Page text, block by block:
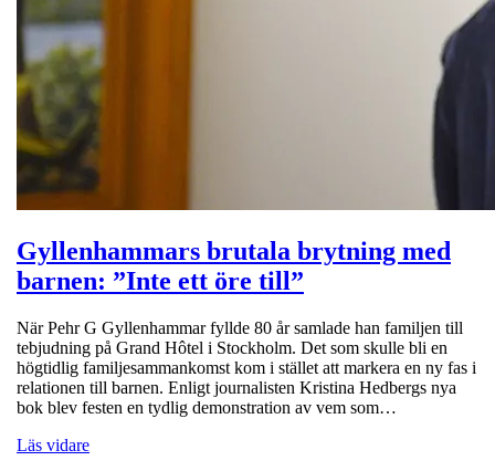
Gyllenhammars brutala brytning med
barnen: ”Inte ett öre till”
När Pehr G Gyllenhammar fyllde 80 år samlade han familjen till
tebjudning på Grand Hôtel i Stockholm. Det som skulle bli en
högtidlig familjesammankomst kom i stället att markera en ny fas i
relationen till barnen. Enligt journalisten Kristina Hedbergs nya
bok blev festen en tydlig demonstration av vem som…
Läs vidare